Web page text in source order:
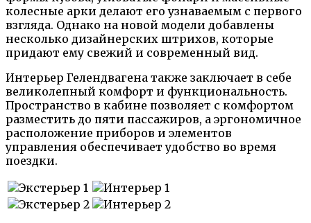
колесные арки делают его узнаваемым с первого
взгляда. Однако на новой модели добавлены
несколько дизайнерских штрихов, которые
придают ему свежий и современный вид.
Интерьер Гелендвагена также заключает в себе
великолепный комфорт и функциональность.
Пространство в кабине позволяет с комфортом
разместить до пяти пассажиров, а эргономичное
расположение приборов и элементов
управления обеспечивает удобство во время
поездки.